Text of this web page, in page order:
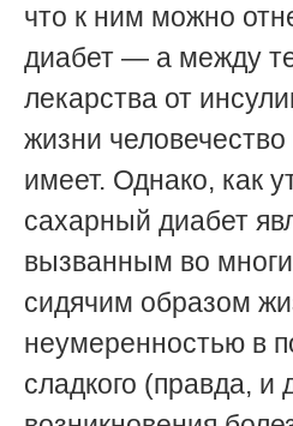
что к ним можно
диабет — а между
лекарства от
жизни человечество
имеет. Однако, как
сахарный диабет
вызванным во
сидячим образом
неумеренностью в
сладкого (правда, и